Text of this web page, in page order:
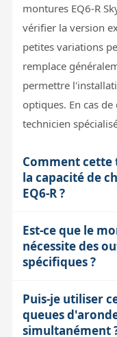
montures EQ6-R
vérifier la version
petites variations
remplace
permettre
optiques. En cas
technicien
Comment cette
la capacité de
EQ6-R ?
L'ajout d'une tête
et peut modifier la
charge
avec les deux
entraîner une perte
Est-ce que le
nécessite des
spécifiques ?
Cette pièce est
installation
Puis-je utiliser
queues
simultanément